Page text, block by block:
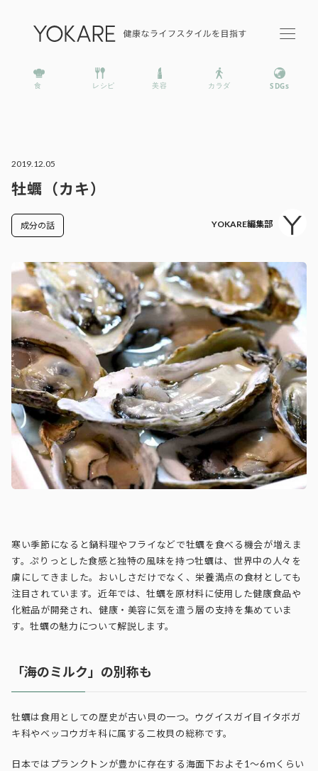
2019.12.05
牡蠣（カキ）
成分の話 YOKARE編集部
寒い季節になると鍋料理やフライなどで牡蠣を食べる機会が増えま
す。ぷりっとした食感と独特の風味を持つ牡蠣は、世界中の人々を
虜にしてきました。おいしさだけでなく、栄養満点の食材としても
注目されています。近年では、牡蠣を原材料に使用した健康食品や
化粧品が開発され、健康・美容に気を遣う層の支持を集めていま
す。牡蠣の魅力について解説します。
「海のミルク」の別称も
牡蠣は食用としての歴史が古い貝の一つ。ウグイスガイ目イタボガ
キ科やベッコウガキ科に属する二枚貝の総称です。
日本ではプランクトンが豊かに存在する海面下およそ1～6ｍくらい